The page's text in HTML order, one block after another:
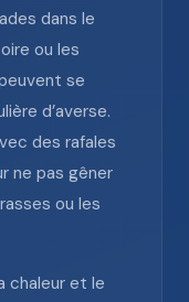
dans le
ou les
se
d’averse.
des rafales
ne pas gêner
ou les
chaleur et le